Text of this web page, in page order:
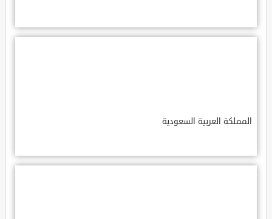
المملكة العربية السعودية